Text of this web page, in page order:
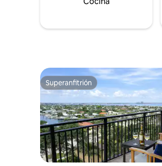
Superanfitrión
Superanfitrión